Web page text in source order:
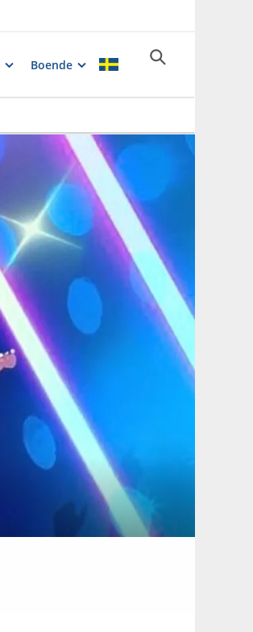
Boende